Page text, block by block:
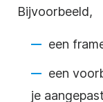
Bijvoorbeeld,
een
een
je